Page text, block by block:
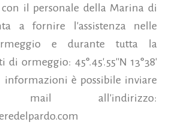
il personale della Marina di
a fornire l'assistenza nelle
e durante tutta la
ormeggio: 45°.45'.55''N 13°38'
informazioni è possibile inviare
all'indirizzo: